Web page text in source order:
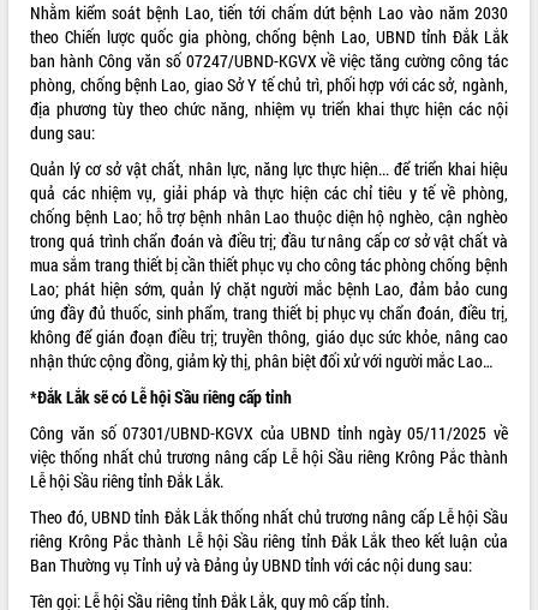
HĐND tỉnh thông qua điều chỉnh Quy
hoạch tỉnh thời kỳ 2021-2030
Hội thảo góp ý hồ sơ điều chỉnh quy
hoạch tỉnh Đắk Lắk thời kỳ 2021-2030,
tầm nhìn đến năm 2050
Nâng cao hiệu quả hoạt động của các
doanh nghiệp nhà nước
Hội nghị triển khai kết nối mạng
truyền số liệu chuyên dùng phục vụ cơ
quan Đảng, Nhà nước
Lễ phát động chuỗi hoạt động chung
tay làm sạch môi trường
Xã Ea Kar bước chuyển mình trong
công tác cải cách hành chính mô hình
mới
UBND tỉnh họp báo định kỳ tháng 4
năm 2026
Hội thảo khoa học “Giải pháp thúc đẩy
Đắk Lắk”
Tăng cường giám sát, đôn đốc thực
hiện nhiệm vụ quản lý tài sản công
hàng tuần
Nhằm kiểm soát bệnh Lao, tiến tới chấm dứt bệnh Lao vào năm 2030
theo Chiến lược quốc gia phòng, chống bệnh Lao, UBND tỉnh Đắk Lắk
ban hành Công văn số 07247/UBND-KGVX về việc tăng cường công tác
phòng, chống bệnh Lao, giao Sở Y tế chủ trì, phối hợp với các sở, ngành,
địa phương tùy theo chức năng, nhiệm vụ triển khai thực hiện các nội
dung sau:
Quản lý cơ sở vật chất, nhân lực, năng lực thực hiện... để triển khai hiệu
quả các nhiệm vụ, giải pháp và thực hiện các chỉ tiêu y tế về phòng,
chống bệnh Lao; hỗ trợ bệnh nhân Lao thuộc diện hộ nghèo, cận nghèo
trong quá trình chẩn đoán và điều trị; đầu tư nâng cấp cơ sở vật chất và
mua sắm trang thiết bị cần thiết phục vụ cho công tác phòng chống bệnh
Lao; phát hiện sớm, quản lý chặt người mắc bệnh Lao, đảm bảo cung
ứng đầy đủ thuốc, sinh phẩm, trang thiết bị phục vụ chẩn đoán, điều trị,
không để gián đoạn điều trị; truyền thông, giáo dục sức khỏe, nâng cao
nhận thức cộng đồng, giảm kỳ thị, phân biệt đối xử với người mắc Lao…
*Đắk Lắk sẽ có Lễ hội Sầu riêng cấp tỉnh
Công văn số 07301/UBND-KGVX của UBND tỉnh ngày 05/11/2025 về
việc thống nhất chủ trương nâng cấp Lễ hội Sầu riêng Krông Pắc thành
Lễ hội Sầu riêng tỉnh Đắk Lắk.
Theo đó, UBND tỉnh Đắk Lắk thống nhất chủ trương nâng cấp Lễ hội Sầu
riêng Krông Pắc thành Lễ hội Sầu riêng tỉnh Đắk Lắk theo kết luận của
Ban Thường vụ Tỉnh uỷ và Đảng ủy UBND tỉnh với các nội dung sau:
Tên gọi: Lễ hội Sầu riêng tỉnh Đắk Lắk, quy mô cấp tỉnh.